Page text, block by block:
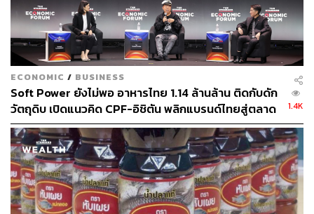
ECONOMIC / BUSINESS
Soft Power ยังไม่พอ อาหารไทย 1.14 ล้านล้าน ติดกับดัก
วัตถุดิบ เปิดแนวคิด CPF-อิชิตัน พลิกแบรนด์ไทยสู่ตลาด
โลก
1.4K